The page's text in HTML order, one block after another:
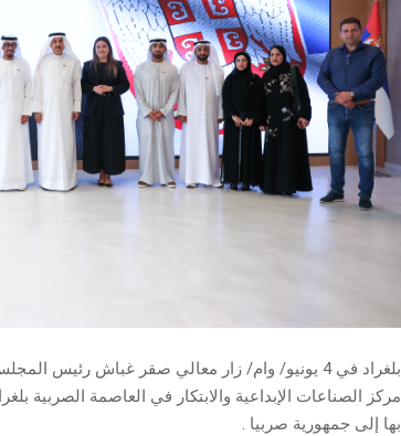
بلغراد في 4 يونيو/ وام/ زار معالي صقر غباش رئيس
مركز الصناعات الإبداعية والابتكار في العاصمة الصربية
بها إلى جمهورية صربيا .